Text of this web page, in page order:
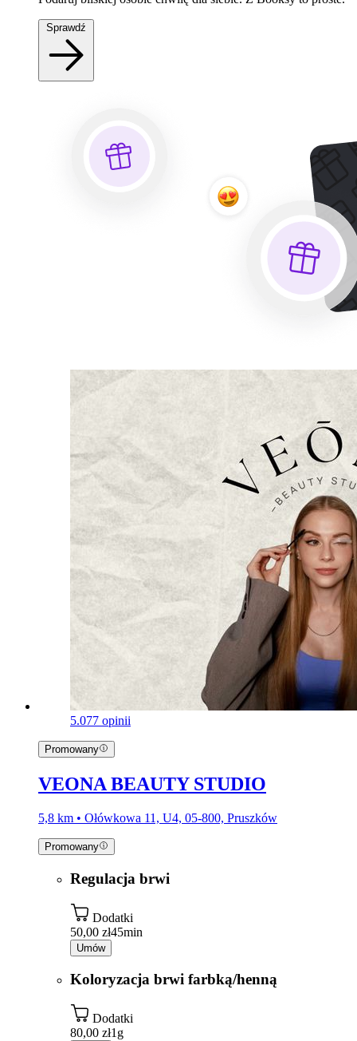
5.077 opinii
Promowany
VEONA BEAUTY STUDIO
5,8 km • Ołówkowa 11, U4, 05-800, Pruszków
Promowany
Regulacja brwi
Dodatki
50,00 zł45min
Umów
Koloryzacja brwi farbką/henną
Dodatki
80,00 zł1g